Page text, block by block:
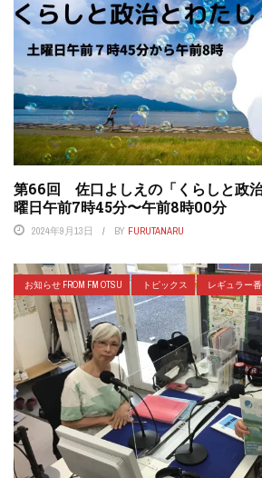
第66回 佐口よしえの「くらしと政
曜日午前7時45分〜午前8時00分
2024年9月13日 BY FURUTANARU
お知らせ FROM FM OTSU トピックス レギュラー